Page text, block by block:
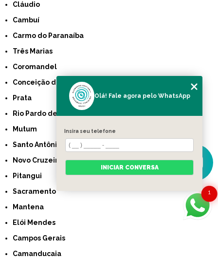
Cláudio
Cambuí
Carmo do Paranaíba
Três Marias
Coromandel
Conceição das Alagoas
Prata
Rio Pardo de Minas
Mutum
Santo Antônio do Monte
Novo Cruzeiro
Pitangui
Sacramento
Mantena
Elói Mendes
Campos Gerais
Camanducaia
1
Olá! Fale agora pelo WhatsApp
Insira seu telefone
INICIAR CONVERSA